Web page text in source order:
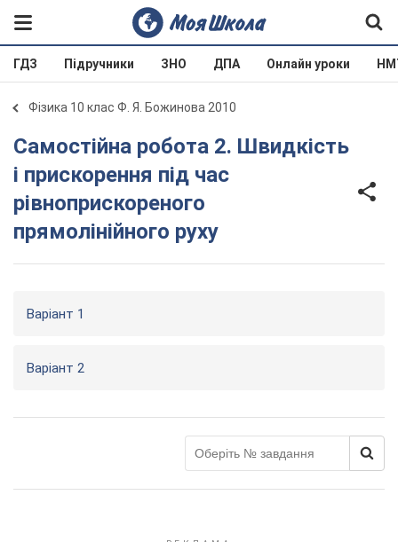
ГДЗ Підручники ЗНО ДПА Онлайн уроки
Фізика 10 клас Ф. Я. Божинова 2010
Самостійна робота 2. Швидкість
і прискорення під час
рівноприскореного
прямолінійного руху
Варіант 1
Варіант 2